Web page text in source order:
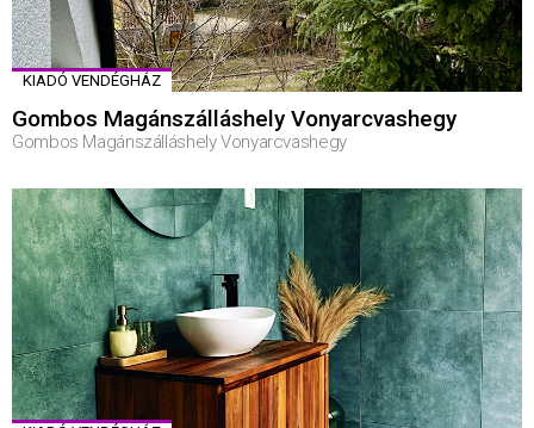
KIADÓ VENDÉGHÁZ
Gombos Magánszálláshely Vonyarcvashegy
Gombos Magánszálláshely Vonyarcvashegy